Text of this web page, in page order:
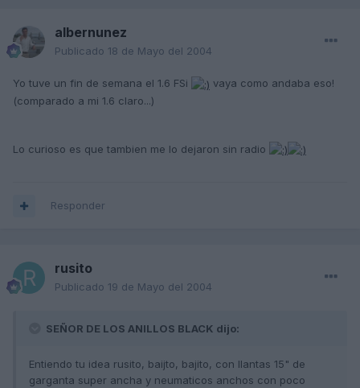
albernunez
Publicado 18 de Mayo del 2004
Yo tuve un fin de semana el 1.6 FSi
vaya como andaba eso!
(comparado a mi 1.6 claro...)
Lo curioso es que tambien me lo dejaron sin radio
Responder
rusito
Publicado 19 de Mayo del 2004
SEÑOR DE LOS ANILLOS BLACK dijo:
Entiendo tu idea rusito, baijto, bajito, con llantas 15" de
garganta super ancha y neumaticos anchos con poco